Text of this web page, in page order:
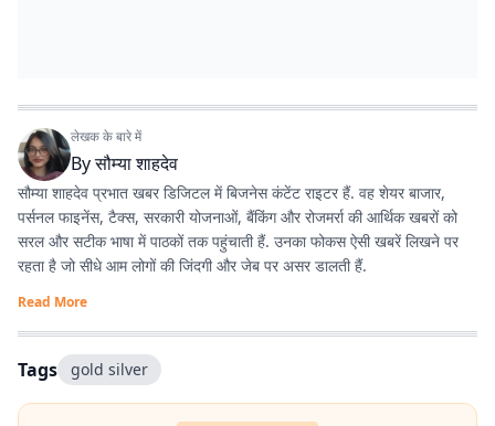
लेखक के बारे में
Byसौम्या शाहदेव
सौम्या शाहदेव प्रभात खबर डिजिटल में बिजनेस कंटेंट राइटर हैं. वह शेयर बाजार,
पर्सनल फाइनेंस, टैक्स, सरकारी योजनाओं, बैंकिंग और रोजमर्रा की आर्थिक खबरों को
सरल और सटीक भाषा में पाठकों तक पहुंचाती हैं. उनका फोकस ऐसी खबरें लिखने पर
रहता है जो सीधे आम लोगों की जिंदगी और जेब पर असर डालती हैं.
Read More
Tags gold silver